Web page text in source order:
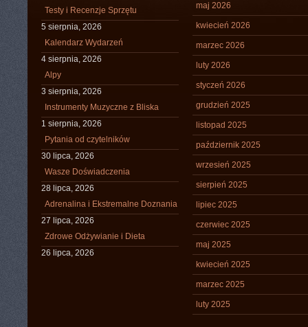
Testy i Recenzje Sprzętu
5 sierpnia, 2026
Kalendarz Wydarzeń
4 sierpnia, 2026
Alpy
3 sierpnia, 2026
Instrumenty Muzyczne z Bliska
1 sierpnia, 2026
Pytania od czytelników
30 lipca, 2026
Wasze Doświadczenia
28 lipca, 2026
Adrenalina i Ekstremalne Doznania
27 lipca, 2026
Zdrowe Odżywianie i Dieta
26 lipca, 2026
maj 2026
kwiecień 2026
marzec 2026
luty 2026
styczeń 2026
grudzień 2025
listopad 2025
październik 2025
wrzesień 2025
sierpień 2025
lipiec 2025
czerwiec 2025
maj 2025
kwiecień 2025
marzec 2025
luty 2025